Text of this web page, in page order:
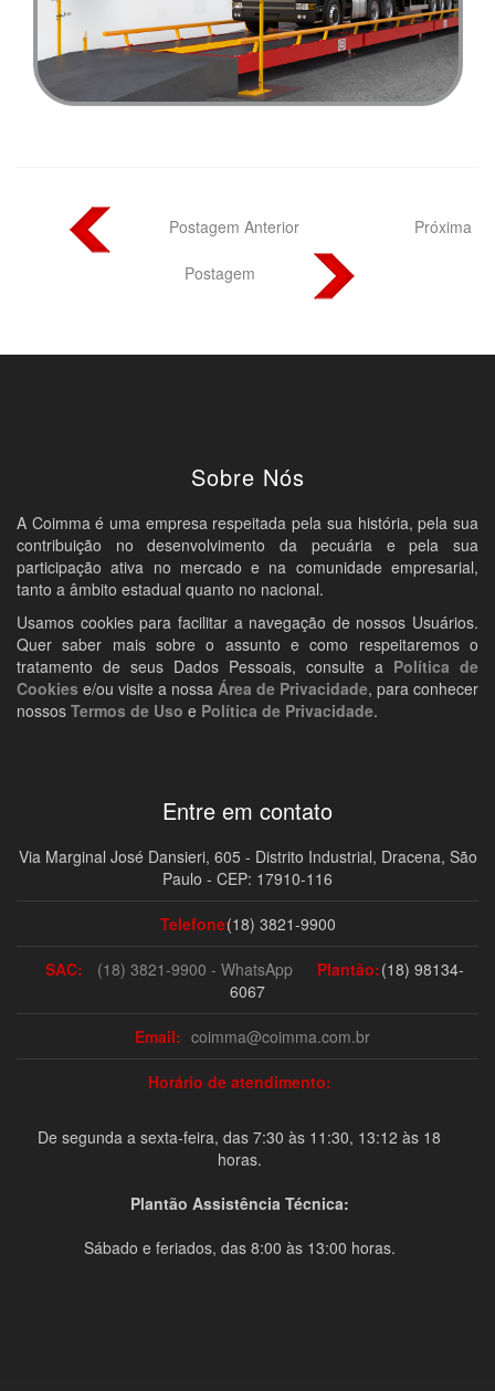
Postagem Anterior Próxima
Postagem
Sobre Nós
A Coimma é uma empresa respeitada pela sua história, pela sua
contribuição no desenvolvimento da pecuária e pela sua
participação ativa no mercado e na comunidade empresarial,
tanto a âmbito estadual quanto no nacional.
Usamos cookies para facilitar a navegação de nossos Usuários.
Quer saber mais sobre o assunto e como respeitaremos o
tratamento de seus Dados Pessoais, consulte a Política de
Cookies e/ou visite a nossa Área de Privacidade, para conhecer
nossos Termos de Uso e Política de Privacidade.
Entre em contato
Via Marginal José Dansieri, 605 - Distrito Industrial, Dracena, São
Paulo - CEP: 17910-116
Telefone:(18) 3821-9900
SAC: (18) 3821-9900 - WhatsApp Plantão:(18) 98134-
6067
Email: coimma@coimma.com.br
Horário de atendimento:
De segunda a sexta-feira, das 7:30 às 11:30, 13:12 às 18
horas.
Plantão Assistência Técnica:
Sábado e feriados, das 8:00 às 13:00 horas.